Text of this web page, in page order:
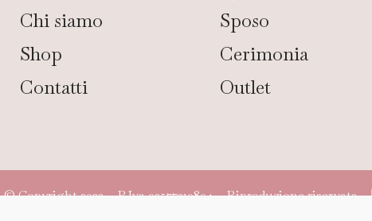
Chi siamo
Shop
Contatti
Sposo
Cerimonia
Outlet
Copyright 2022 – P.Iva 02577310804 – Riproduzione riservata –